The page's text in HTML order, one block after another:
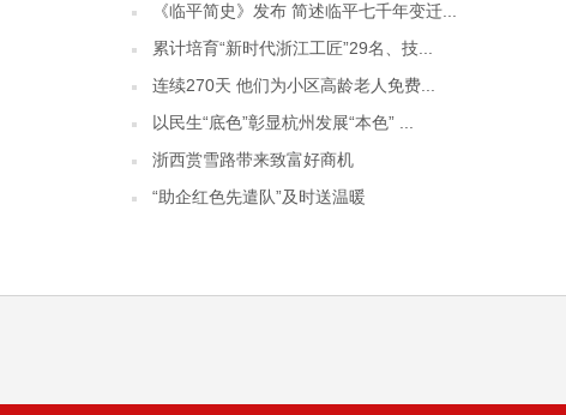
《临平简史》发布 简述临平七千年变迁...
累计培育“新时代浙江工匠”29名、技...
连续270天 他们为小区高龄老人免费...
以民生“底色”彰显杭州发展“本色” ...
浙西赏雪路带来致富好商机
“助企红色先遣队”及时送温暖